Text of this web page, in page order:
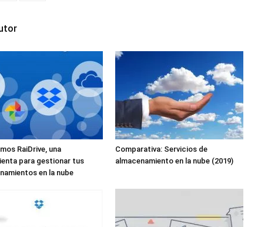
RaiDrive, una
para gestionar tus
en la nube
Comparativa: Servicios de
almacenamiento en la nube (2019)